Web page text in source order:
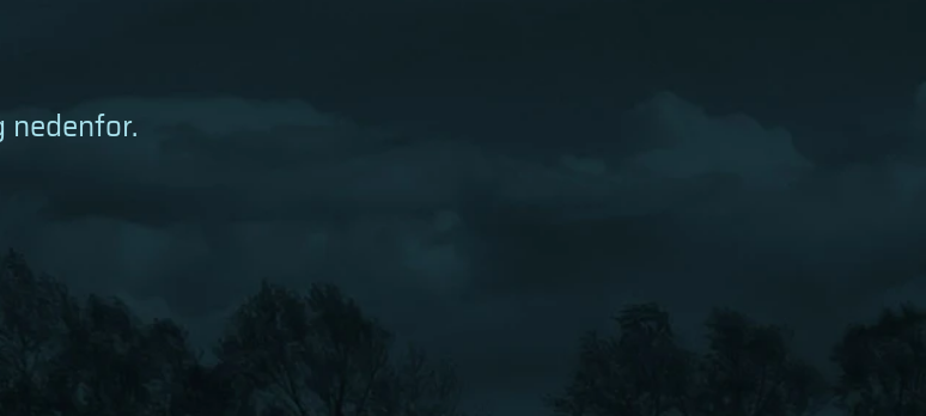
nedenfor.